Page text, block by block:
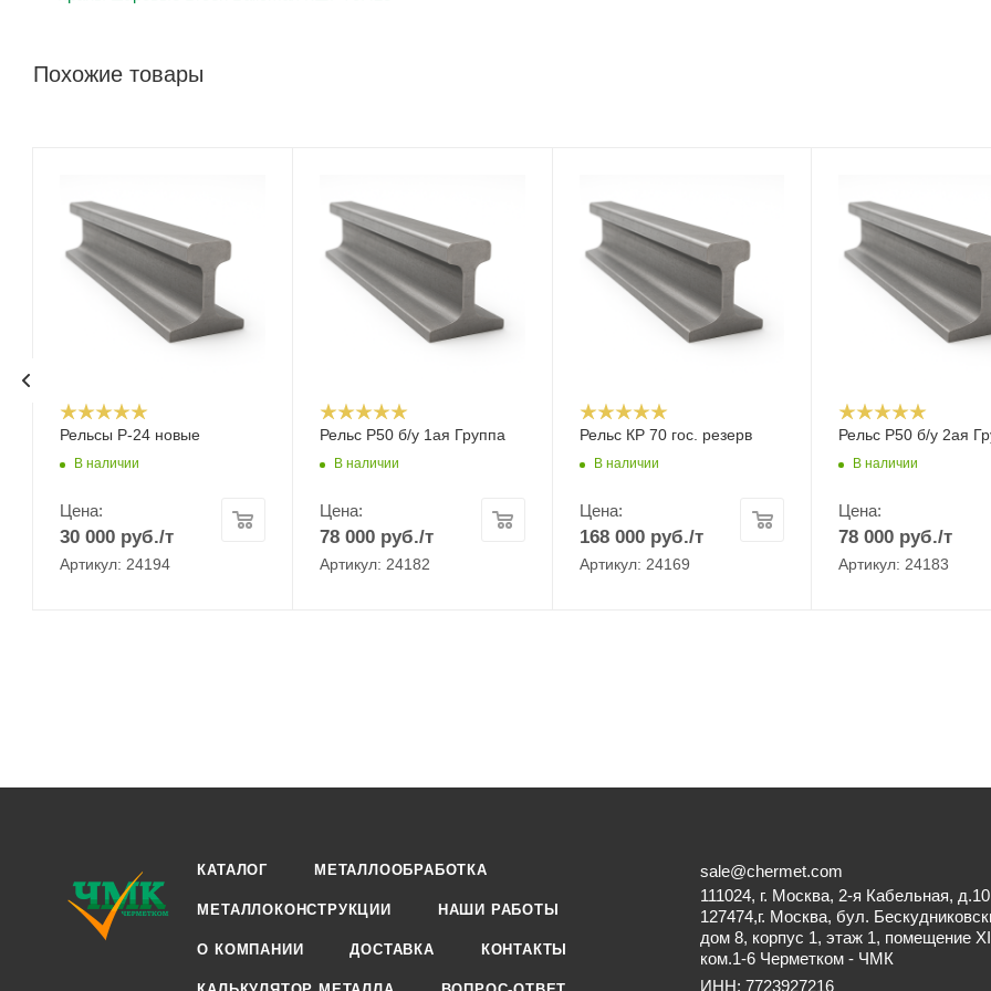
Похожие товары
Рельсы Р-24 новые
В наличии
Цена:
30 000 руб./т
Артикул: 24194
Рельс Р50 б/у 1ая Группа
В наличии
Цена:
78 000руб./т
Артикул: 24182
Рельс КР 70 гос. резерв
В наличии
Цена:
168 000руб./т
Артикул: 24169
Рельс Р50 б/у 2ая
В наличии
Цена:
78 000 руб./т
Артикул: 24183
КАТАЛОГ МЕТАЛЛООБРАБОТКА
МЕТАЛЛОКОНСТРУКЦИИ НАШИ РАБОТЫ
О КОМПАНИИ ДОСТАВКА КОНТАКТЫ
sale@chermet.com
111024, г. Москва, 2-я Кабельная, д.10
127474,г. Москва, бул.
дом 8, корпус 1, этаж 1, помещение
ком.1-6 Черметком - ЧМК
ИНН: 7723927216